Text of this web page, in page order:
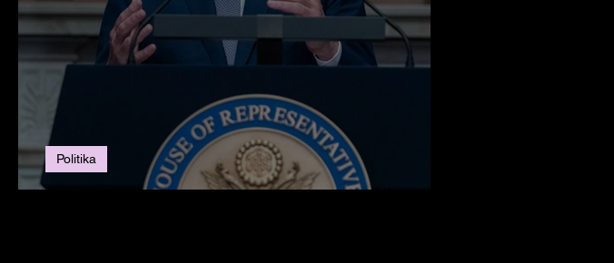
Amerikan Siyasetinde Neler Oluyor?
Politika